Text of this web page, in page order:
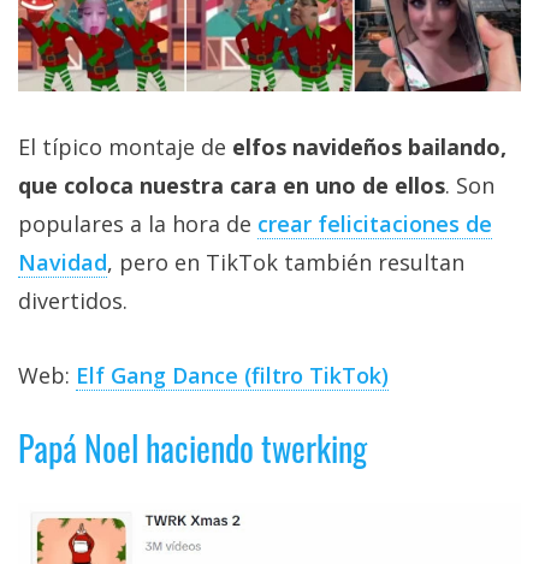
El típico montaje de elfos navideños bailando,
que coloca nuestra cara en uno de ellos. Son
populares a la hora de crear felicitaciones de
Navidad, pero en TikTok también resultan
divertidos.
Web: Elf Gang Dance (filtro TikTok)
Papá Noel haciendo twerking